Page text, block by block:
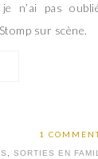
je n’ai pas
sur scène.
1
SORTIES EN